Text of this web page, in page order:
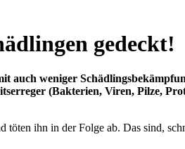
gedeckt!
auch weniger
(Bakterien, Viren, Pilze,
ihn in der Folge ab. Das sind,